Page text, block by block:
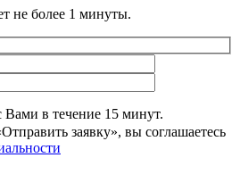
не более 1 минуты.
Вами в течение 15 минут.
заявку», вы соглашаетесь